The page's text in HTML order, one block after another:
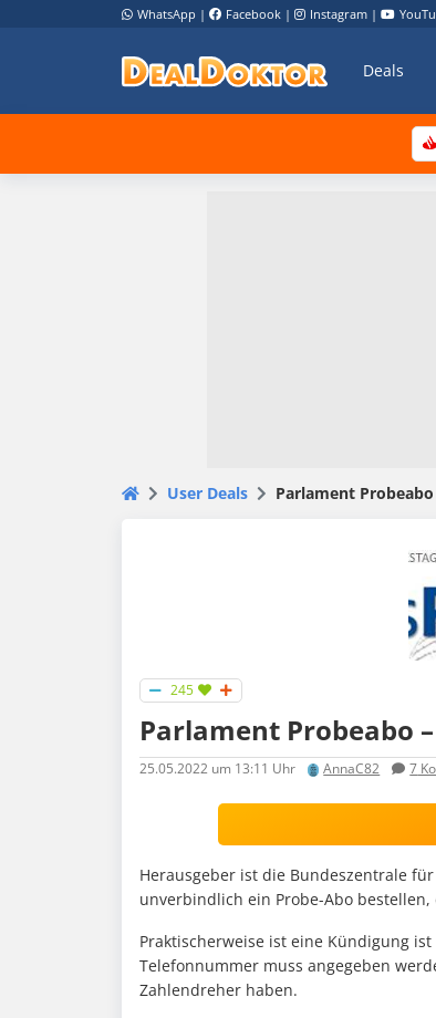
WhatsApp | Facebook | Instagram |
Deals
User Deals Parlament
245
Parlament Probeabo
25.05.2022 um 13:11 Uhr AnnaC82 7
Herausgeber ist die Bundeszentrale
unverbindlich ein Probe-Abo
Praktischerweise ist eine Kündigung
Telefonnummer muss angegeben
Zahlendreher haben.